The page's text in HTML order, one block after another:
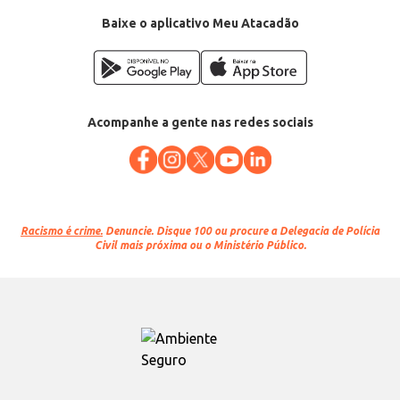
Baixe o aplicativo Meu Atacadão
Acompanhe a gente nas redes sociais
Racismo é crime. Denuncie. Disque 100 ou procure a Delegacia de Polícia
Civil mais próxima ou o Ministério Público.